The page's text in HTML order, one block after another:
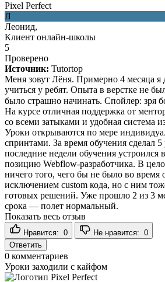
Pixel Perfect
Л
Леонид,
Клиент онлайн-школы
5
Проверено
Источник: Tutortop
Меня зовут Лёня. Примерно 4 месяца я
учиться у ребят. Опыта в верстке не
было страшно начинать. Спойлер: зря
На курсе отличная поддержка от
со всеми затыками и удобная система
Уроки открываются по мере
спринтами. За время обучения сделал
последние недели обучения устроился
позицию Webflow-разработчика. В
ничего того, чего бы не было во время
исключением custom кода, но с ним
готовых решений. Уже прошло 2 из 3
срока — полет нормальный.
Показать весь отзыв
Нравится: 0 Не нравится: 0
Ответить
0 комментариев
Уроки заходили с кайфом